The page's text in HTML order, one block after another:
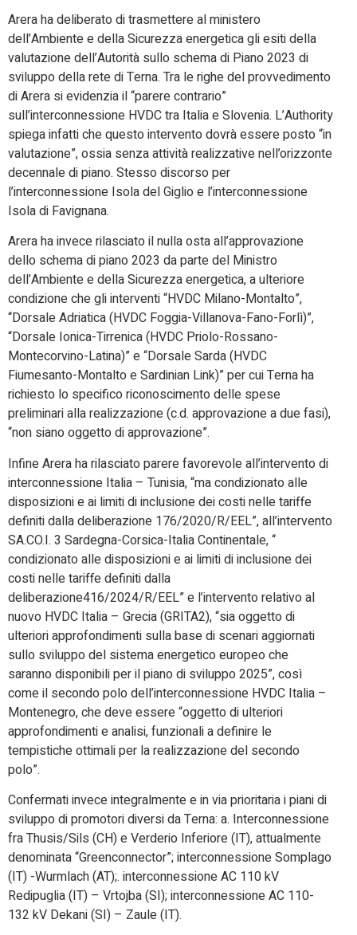
Arera ha deliberato di trasmettere al ministero
dell’Ambiente e della Sicurezza energetica gli esiti della
valutazione dell’Autorità sullo schema di Piano 2023 di
sviluppo della rete di Terna. Tra le righe del provvedimento
di Arera si evidenzia il “parere contrario”
sull’interconnessione HVDC tra Italia e Slovenia. L’Authority
spiega infatti che questo intervento dovrà essere posto “in
valutazione”, ossia senza attività realizzative nell’orizzonte
decennale di piano. Stesso discorso per
l’interconnessione Isola del Giglio e l’interconnessione
Isola di Favignana.
Arera ha invece rilasciato il nulla osta all’approvazione
dello schema di piano 2023 da parte del Ministro
dell’Ambiente e della Sicurezza energetica, a ulteriore
condizione che gli interventi “HVDC Milano-Montalto”,
“Dorsale Adriatica (HVDC Foggia-Villanova-Fano-Forlì)”,
“Dorsale Ionica-Tirrenica (HVDC Priolo-Rossano-
Montecorvino-Latina)” e “Dorsale Sarda (HVDC
Fiumesanto-Montalto e Sardinian Link)” per cui Terna ha
richiesto lo specifico riconoscimento delle spese
preliminari alla realizzazione (c.d. approvazione a due fasi),
“non siano oggetto di approvazione”.
Infine Arera ha rilasciato parere favorevole all’intervento di
interconnessione Italia – Tunisia, “ma condizionato alle
disposizioni e ai limiti di inclusione dei costi nelle tariffe
definiti dalla deliberazione 176/2020/R/EEL”, all’intervento
SA.CO.I. 3 Sardegna-Corsica-Italia Continentale, “
condizionato alle disposizioni e ai limiti di inclusione dei
costi nelle tariffe definiti dalla
deliberazione416/2024/R/EEL” e l’intervento relativo al
nuovo HVDC Italia – Grecia (GRITA2), “sia oggetto di
ulteriori approfondimenti sulla base di scenari aggiornati
sullo sviluppo del sistema energetico europeo che
saranno disponibili per il piano di sviluppo 2025”, così
come il secondo polo dell’interconnessione HVDC Italia –
Montenegro, che deve essere “oggetto di ulteriori
approfondimenti e analisi, funzionali a definire le
tempistiche ottimali per la realizzazione del secondo
polo”.
Confermati invece integralmente e in via prioritaria i piani di
sviluppo di promotori diversi da Terna: a. Interconnessione
fra Thusis/Sils (CH) e Verderio Inferiore (IT), attualmente
denominata “Greenconnector”; interconnessione Somplago
(IT) -Wurmlach (AT);. interconnessione AC 110 kV
Redipuglia (IT) – Vrtojba (SI); interconnessione AC 110-
132 kV Dekani (SI) – Zaule (IT).